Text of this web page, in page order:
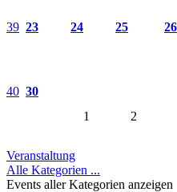
39 23 24 25 26
40 30
1
2
Veranstaltung
Alle Kategorien ...
Events aller Kategorien anzeigen